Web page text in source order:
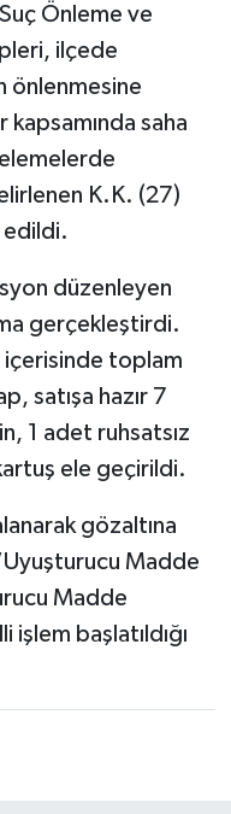
Önleme ve
ilçede
önlenmesine
saha
K.K. (27)
edildi.
düzenleyen
gerçekleştirdi.
içerisinde toplam
satışa hazır 7
1 adet ruhsatsız
ele geçirildi.
gözaltına
Madde
Madde
işlem başlatıldığı